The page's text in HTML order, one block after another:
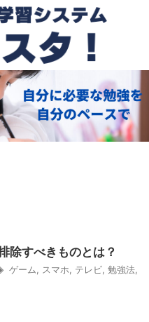
除すべきものとは？
ゲーム スマホ テレビ 勉強法